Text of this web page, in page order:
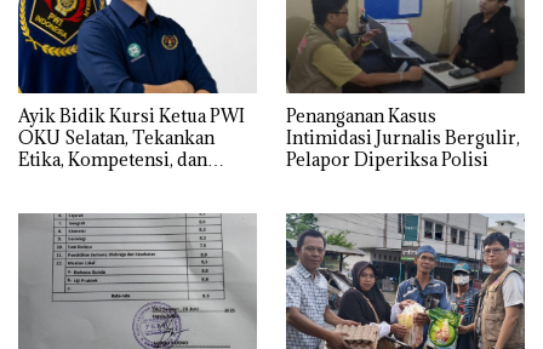
Ayik Bidik Kursi Ketua PWI
OKU Selatan, Tekankan
Etika, Kompetensi, dan
Penanganan Kasus
Intimidasi Jurnalis Bergulir,
Pelapor Diperiksa Polisi